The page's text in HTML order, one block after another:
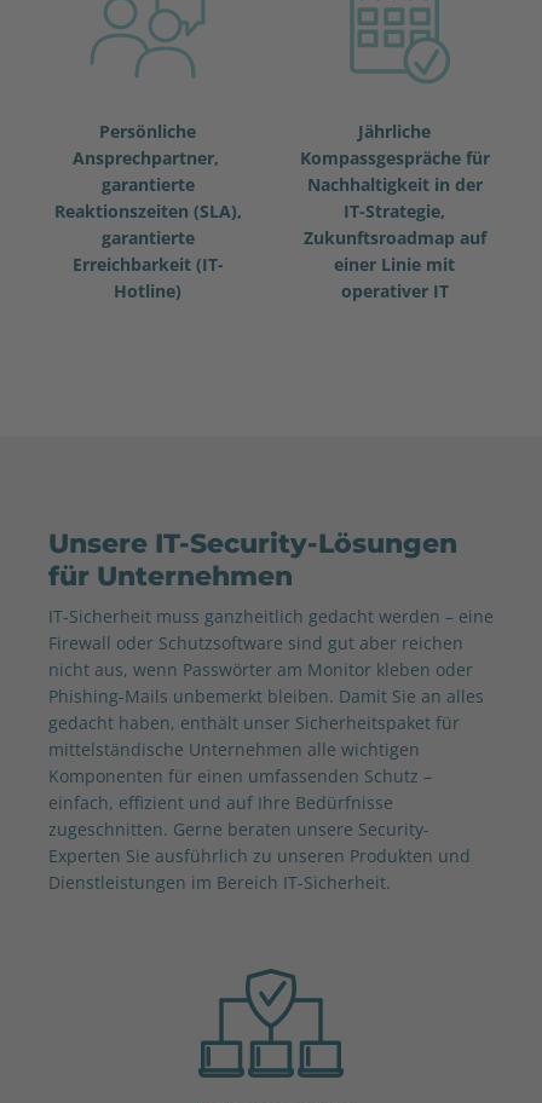
Persönliche
Ansprechpartner,
garantierte
Reaktionszeiten (SLA),
garantierte
Erreichbarkeit (IT-
Hotline)
Jährliche
Kompassgespräche für
Nachhaltigkeit in der
IT-Strategie,
Zukunftsroadmap auf
einer Linie mit
operativer IT
Unsere IT-Security-Lösungen
für Unternehmen
IT-Sicherheit muss ganzheitlich gedacht werden – eine
Firewall oder Schutzsoftware sind gut aber reichen
nicht aus, wenn Passwörter am Monitor kleben oder
Phishing-Mails unbemerkt bleiben. Damit Sie an alles
gedacht haben, enthält unser Sicherheitspaket für
mittelständische Unternehmen alle wichtigen
Komponenten für einen umfassenden Schutz –
einfach, effizient und auf Ihre Bedürfnisse
zugeschnitten. Gerne beraten unsere Security-
Experten Sie ausführlich zu unseren Produkten und
Dienstleistungen im Bereich IT-Sicherheit.